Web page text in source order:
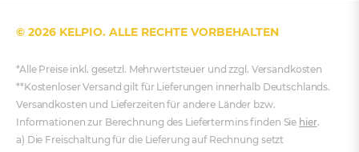
© 2026 KELPIO. ALLE RECHTE VORBEHALTEN
*Alle Preise inkl. gesetzl. Mehrwertsteuer und zzgl. Versandkosten
**Kostenloser Versand gilt für Lieferungen innerhalb Deutschlands.
Versandkosten und Lieferzeiten für andere Länder bzw.
Informationen zur Berechnung des Liefertermins finden Sie hier.
a) Die Freischaltung für die Lieferung auf Rechnung setzt